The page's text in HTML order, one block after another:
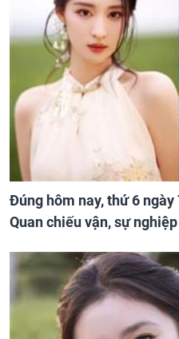
Đúng hôm nay, thứ 6
Quan chiếu vận, sự